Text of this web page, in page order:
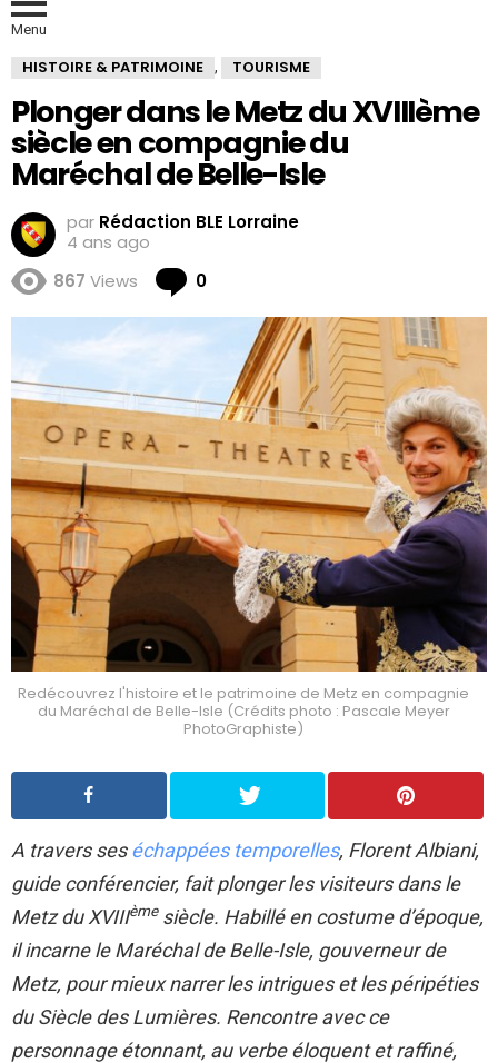
Menu
HISTOIRE & PATRIMOINE , TOURISME
Plonger dans le Metz du XVIIIème
siècle en compagnie du
Maréchal de Belle-Isle
par Rédaction BLE Lorraine
4 ans ago
867 Views 0
Redécouvrez l'histoire et le patrimoine de Metz en compagnie
du Maréchal de Belle-Isle (Crédits photo : Pascale Meyer
PhotoGraphiste)
A travers seséchappées temporelles, Florent Albiani,
guide conférencier, fait plonger les visiteurs dans le
Metz du XVIIIèmesiècle. Habillé en costume d’époque,
il incarne le Maréchal de Belle-Isle, gouverneur de
Metz, pour mieux narrer les intrigues et les péripéties
du Siècle des Lumières. Rencontre avec ce
personnage étonnant, au verbe éloquent et raffiné,